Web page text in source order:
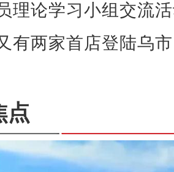
理论学习小组交流
有两家首店登陆乌
点